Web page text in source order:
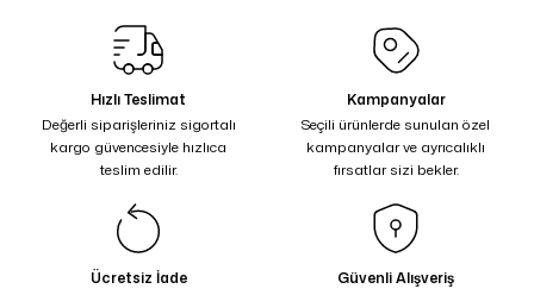
Hızlı Teslimat
Değerli siparişleriniz sigortalı
kargo güvencesiyle hızlıca
teslim edilir.
Kampanyalar
Seçili ürünlerde sunulan özel
kampanyalar ve ayrıcalıklı
fırsatlar sizi bekler.
Ücretsiz İade
Güvenli Alışveriş